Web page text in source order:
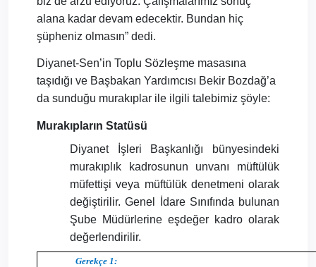
alana kadar devam edecektir. Bundan hiç
şüpheniz olmasın” dedi.
Diyanet-Sen’in Toplu Sözleşme masasına
taşıdığı ve Başbakan Yardımcısı Bekir Bozdağ’a
da sunduğu murakıplar ile ilgili talebimiz şöyle:
Murakıpların Statüsü
Diyanet İşleri Başkanlığı bünyesindeki
murakıplık kadrosunun unvanı müftülük
müfettişi veya müftülük denetmeni olarak
değiştirilir. Genel İdare Sınıfında bulunan
Şube Müdürlerine eşdeğer kadro olarak
değerlendirilir.
Gerekçe 1: